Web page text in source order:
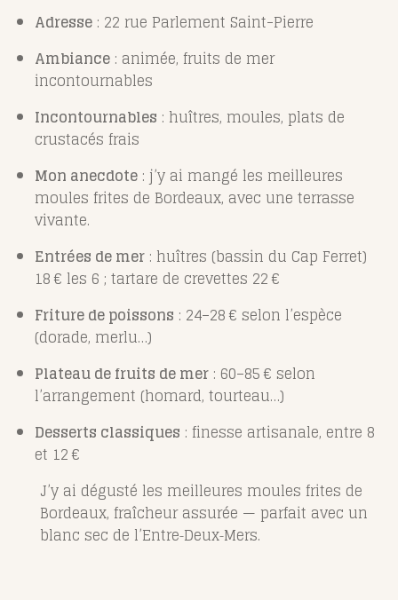
Adresse : 22 rue Parlement Saint-Pierre
Ambiance : animée, fruits de mer
incontournables
Incontournables : huîtres, moules, plats de
crustacés frais
Mon anecdote : j’y ai mangé les meilleures
moules frites de Bordeaux, avec une terrasse
vivante.
Entrées de mer : huîtres (bassin du Cap Ferret)
18 € les 6 ; tartare de crevettes 22 €
Friture de poissons : 24–28 € selon l’espèce
(dorade, merlu…)
Plateau de fruits de mer : 60–85 € selon
l’arrangement (homard, tourteau…)
Desserts classiques : finesse artisanale, entre 8
et 12 €
J’y ai dégusté les meilleures moules frites de
Bordeaux, fraîcheur assurée — parfait avec un
blanc sec de l’Entre‑Deux‑Mers.